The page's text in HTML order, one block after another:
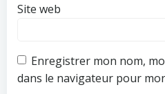
Site web
Enregistrer mon nom,
dans le navigateur pour